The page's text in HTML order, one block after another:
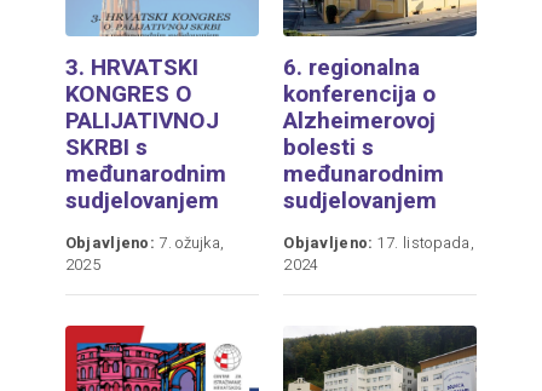
3. HRVATSKI
KONGRES O
PALIJATIVNOJ
SKRBI s
međunarodnim
sudjelovanjem
Objavljeno: 7. ožujka,
2025
6. regionalna
konferencija o
Alzheimerovoj
bolesti s
međunarodnim
sudjelovanjem
Objavljeno: 17. listopada,
2024